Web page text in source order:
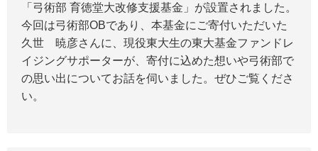
「弓術部 育徳堂大改修支援基金」が設置されました。
今回は弓術部OBであり、本基金にご寄付いただいた
久世 暁彦さんに、現役東大生の東大基金ファンドレ
イジングサポーターが、寄付に込めた想いや弓術部で
の思い出についてお話を伺いました。ぜひご覧くださ
い。